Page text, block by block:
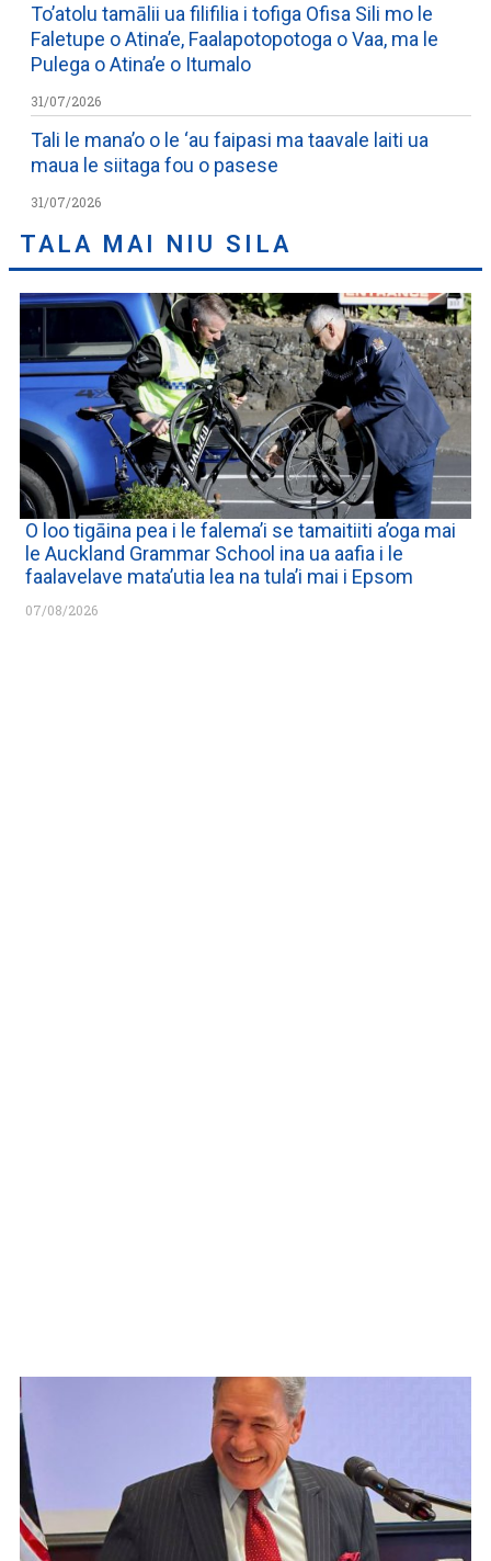
To’atolu tamālii ua filifilia i tofiga Ofisa Sili mo le
Faletupe o Atina’e, Faalapotopotoga o Vaa, ma le
Pulega o Atina’e o Itumalo
31/07/2026
Tali le mana’o o le ‘au faipasi ma taavale laiti ua
maua le siitaga fou o pasese
31/07/2026
TALA MAI NIU SILA
O loo tigāina pea i le falema’i se tamaitiiti a’oga mai
le Auckland Grammar School ina ua aafia i le
faalavelave mata’utia lea na tula’i mai i Epsom
07/08/2026